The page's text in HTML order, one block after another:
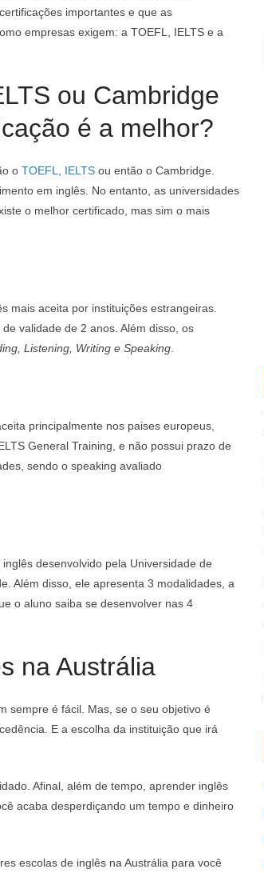
importantes e que as
empresas exigem: a TOEFL, IELTS e a
ou Cambridge
é a melhor?
o TOEFL IELTS ou então o Cambridge.
em inglês. No entanto, as universidades
o melhor certificado, mas sim o mais
mais aceita por instituições estrangeiras.
validade de 2 anos. Além disso, os
Listening, Writing e Speaking
principalmente nos paises europeus,
General Training, e não possui prazo de
sendo o speaking avaliado
desenvolvido pela Universidade de
Além disso, ele apresenta 3 modalidades, a
o aluno saiba se desenvolver nas 4
na Austrália
sempre é fácil. Mas, se o seu objetivo é
E a escolha da instituição que irá
Afinal, além de tempo, aprender inglês
acaba desperdiçando um tempo e dinheiro
escolas de inglês na Austrália para você